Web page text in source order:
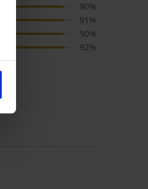
90%
91%
90%
92%